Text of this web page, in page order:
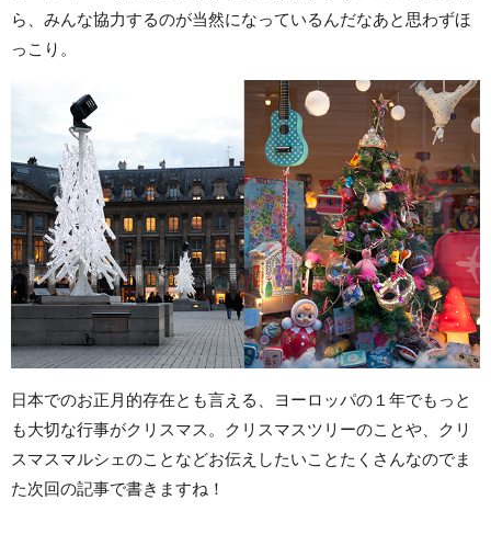
ら、みんな協力するのが当然になっているんだなあと思わずほ
っこり。
日本でのお正月的存在とも言える、ヨーロッパの１年でもっと
も大切な行事がクリスマス。クリスマスツリーのことや、クリ
スマスマルシェのことなどお伝えしたいことたくさんなのでま
た次回の記事で書きますね！